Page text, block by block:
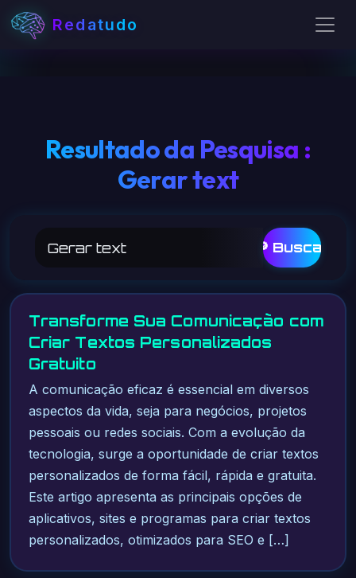
Redatudo
Resultado da Pesquisa :
Gerar text
🔎 Buscar
Transforme Sua Comunicação com
Criar Textos Personalizados
Gratuito
A comunicação eficaz é essencial em diversos
aspectos da vida, seja para negócios, projetos
pessoais ou redes sociais. Com a evolução da
tecnologia, surge a oportunidade de criar textos
personalizados de forma fácil, rápida e gratuita.
Este artigo apresenta as principais opções de
aplicativos, sites e programas para criar textos
personalizados, otimizados para SEO e […]